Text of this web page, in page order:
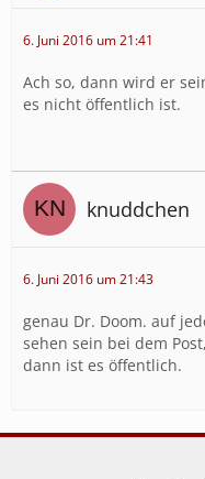
6. Juni 2016 um 21:41
Ach so, dann wird er
es nicht öffentlich ist.
knuddchen
6. Juni 2016 um 21:43
genau Dr. Doom. auf
sehen sein bei dem
dann ist es öffentlich.